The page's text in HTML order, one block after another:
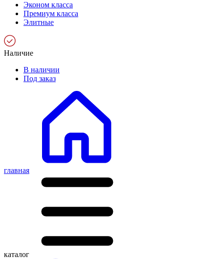
Эконом класса
Премиум класса
Элитные
Наличие
В наличии
Под заказ
главная
каталог